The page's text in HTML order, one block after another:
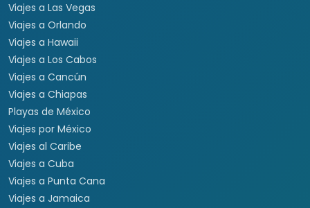
Viajes a Las Vegas
Viajes a Orlando
Viajes a Hawaii
Viajes a Los Cabos
Viajes a Cancún
Viajes a Chiapas
Playas de México
Viajes por México
Viajes al Caribe
Viajes a Cuba
Viajes a Punta Cana
Viajes a Jamaica